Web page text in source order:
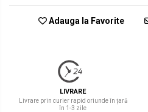
Adauga la Favorite
LIVRARE
Livrare prin curier rapid oriunde în țară
în 1-3 zile